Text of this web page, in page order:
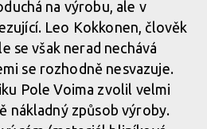
čepu tlumiče
čepu tlumiče
a slepena ze dvou půlek
a slepena ze dvou půlek
na výrobu, ale v
Leo Kokkonen, člověk
se však nerad nechává
se rozhodně nesvazuje.
Pole Voima zvolil velmi
nákladný způsob výroby.